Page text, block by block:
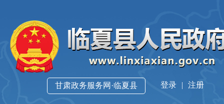
登录 | 注册
甘肃政务服务网·临夏县